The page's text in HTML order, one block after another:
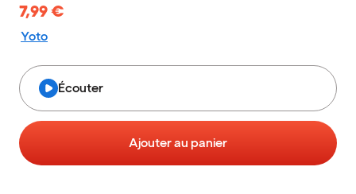
7,99 €
7,99 €
Yoto
Ajouter au panier
Écouter